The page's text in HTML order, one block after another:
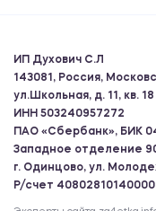
ИП Духович С.Л
143081, Россия,
ул.Школьная, д. 11, кв. 18
ИНН 503240957272
ПАО «Сбербанк», БИК
Западное отделение
г. Одинцово, ул.
Р/счет